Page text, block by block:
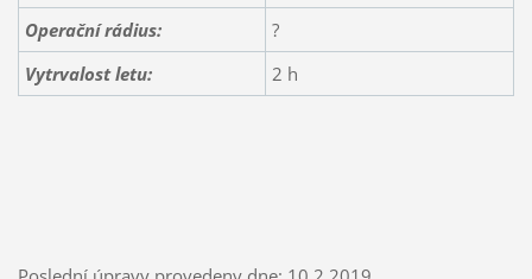
Operační rádius:
?
Vytrvalost letu:
2 h